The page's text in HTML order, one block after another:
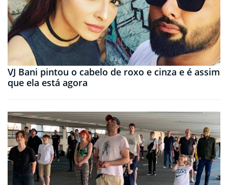
VJ Bani pintou o cabelo de roxo e cinza e é assim
que ela está agora